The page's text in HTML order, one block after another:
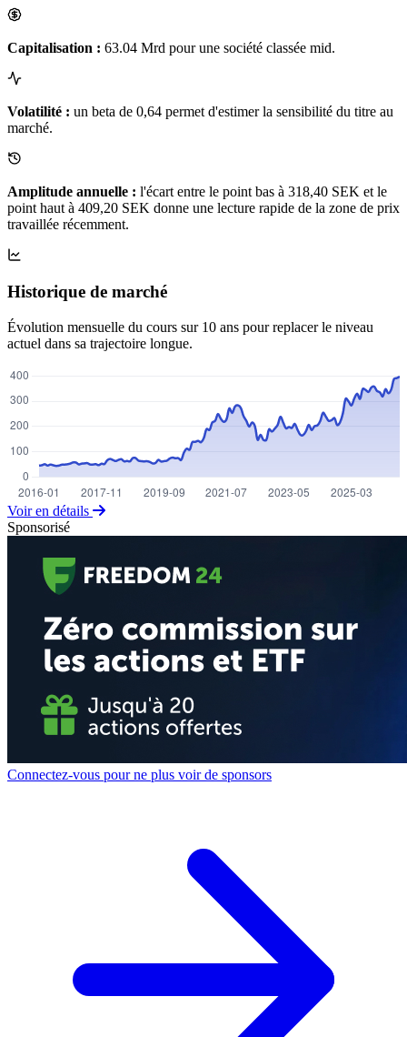
Capitalisation : 63.04 Mrd pour une société classée mid.
Volatilité : un beta de 0,64 permet d'estimer la sensibilité du titre au
marché.
Amplitude annuelle : l'écart entre le point bas à 318,40 SEK et le
point haut à 409,20 SEK donne une lecture rapide de la zone de prix
travaillée récemment.
Historique de marché
Évolution mensuelle du cours sur 10 ans pour replacer le niveau
actuel dans sa trajectoire longue.
Voir en détails
Sponsorisé
Connectez-vous pour ne plus voir de sponsors